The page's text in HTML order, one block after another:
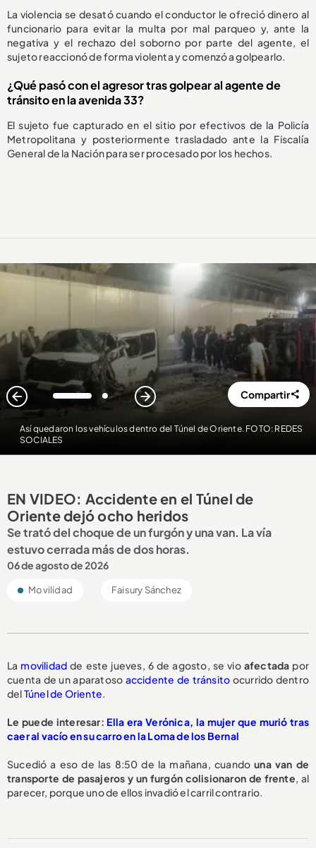
La violencia se desató cuando el conductor le ofreció dinero al
funcionario para evitar la multa por mal parqueo y, ante la
negativa y el rechazo del soborno por parte del agente, el
sujeto reaccionó de forma violenta y comenzó a golpearlo.
¿Qué pasó con el agresor tras golpear al agente de
tránsito en la avenida 33?
El sujeto fue capturado en el sitio por efectivos de la Policía
Metropolitana y posteriormente trasladado ante la Fiscalía
General de la Nación para ser procesado por los hechos.
Así quedaron los vehículos dentro del Túnel de Oriente. FOTO: REDES
SOCIALES
1 2 Compartir
EN VIDEO: Accidente en el Túnel de
Oriente dejó ocho heridos
Se trató del choque de un furgón y una van. La vía
estuvo cerrada más de dos horas.
06 de agosto de 2026
Movilidad Faisury Sánchez
La movilidad de este jueves, 6 de agosto, se vioafectada por
cuenta de un aparatoso accidente de tránsito ocurrido dentro
delTúnel de Oriente.
Le puede interesar: Ella era Verónica, la mujer que murió tras
caer al vacío en su carro en la Loma de los Bernal
Sucedió a eso de las 8:50 de la mañana, cuandouna van de
transporte de pasajeros y un furgón colisionaron de frente, al
parecer, porque uno de ellos invadió el carril contrario.